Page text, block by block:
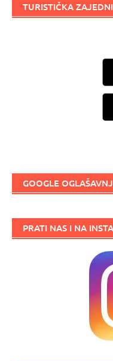
TURISTIČKA
GOOGLE
PRATI NAS I NA